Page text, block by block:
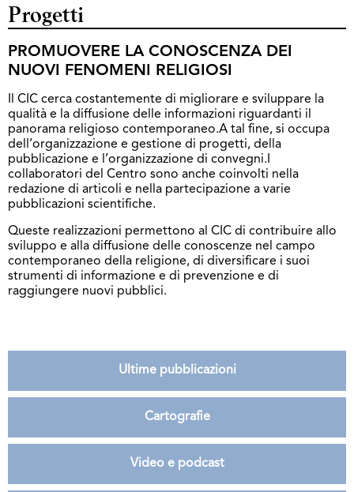
Progetti
PROMUOVERE LA CONOSCENZA DEI
NUOVI FENOMENI RELIGIOSI
Il CIC cerca costantemente di migliorare e sviluppare la
qualità e la diffusione delle informazioni riguardanti il
panorama religioso contemporaneo.A tal fine, si occupa
dell’organizzazione e gestione di progetti, della
pubblicazione e l’organizzazione di convegni.I
collaboratori del Centro sono anche coinvolti nella
redazione di articoli e nella partecipazione a varie
pubblicazioni scientifiche.
Queste realizzazioni permettono al CIC di contribuire allo
sviluppo e alla diffusione delle conoscenze nel campo
contemporaneo della religione, di diversificare i suoi
strumenti di informazione e di prevenzione e di
raggiungere nuovi pubblici.
Ultime pubblicazioni
Cartografie
Video e podcast